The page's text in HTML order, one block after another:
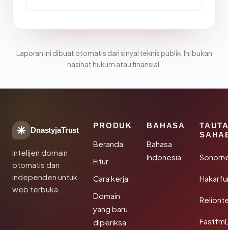
Laporan ini dibuat otomatis dari sinyal teknis publik. Ini bukan
nasihat hukum atau finansial.
DnastyjaTrust
Intelijen domain
otomatis dan
independen untuk
web terbuka.
PRODUK
Beranda
Fitur
Cara kerja
Domain
yang baru
diperiksa
BAHASA
Bahasa
Indonesia